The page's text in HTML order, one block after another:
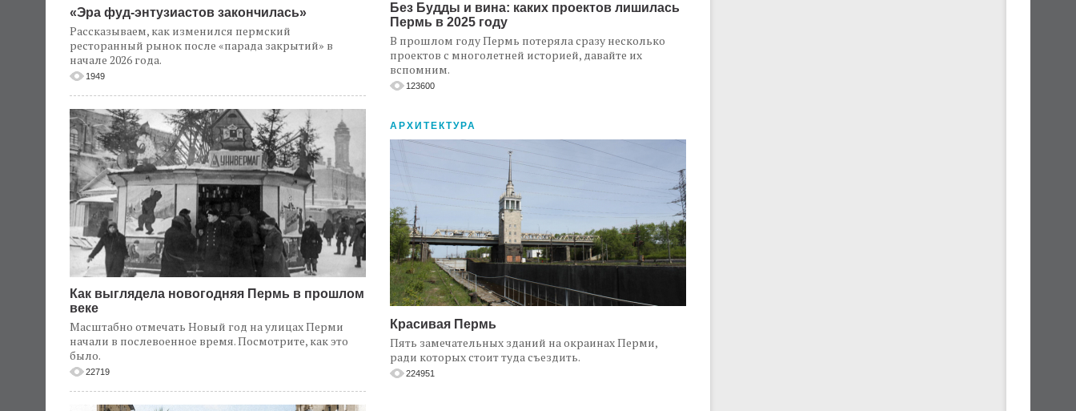
«Эра фуд-энтузиастов закончилась»
Рассказываем, как изменился пермский
ресторанный рынок после «парада закрытий» в
начале 2026 года.
1949
Как выглядела новогодняя Пермь в прошлом
веке
Масштабно отмечать Новый год на улицах Перми
начали в послевоенное время. Посмотрите, как это
было.
22719
Без Будды и вина: каких проектов лишилась
Пермь в 2025 году
В прошлом году Пермь потеряла сразу несколько
проектов с многолетней историей, давайте их
вспомним.
123600
АРХИТЕКТУРА
Красивая Пермь
Пять замечательных зданий на окраинах Перми,
ради которых стоит туда съездить.
224951